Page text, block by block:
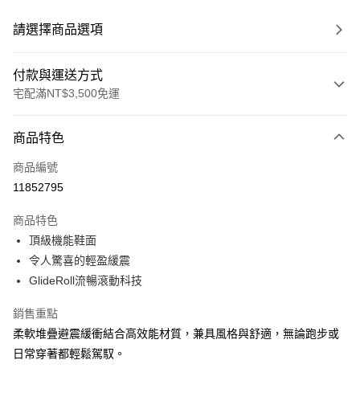
請選擇商品選項
付款與運送方式
宅配滿NT$3,500免運
信用卡一次付款
ATM付款
運送方式
宅配
每筆NT$100，滿NT$3,500(含以上)免運費
商品特色
商品編號
11852795
商品特色
頂級機能鞋面
令人驚喜的輕盈緩震
GlideRoll流暢滾動科技
銷售重點
柔軟堆疊避震緩衝結合高效能材質，兼具風格與舒適，無論跑步或
日常穿著都輕鬆駕馭。